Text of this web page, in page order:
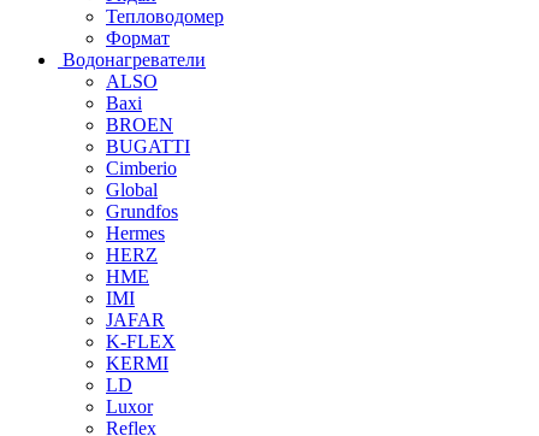
Тепловодомер
Формат
Водонагреватели
ALSO
Baxi
BROEN
BUGATTI
Cimberio
Global
Grundfos
Hermes
HERZ
HME
IMI
JAFAR
K-FLEX
KERMI
LD
Luxor
Reflex